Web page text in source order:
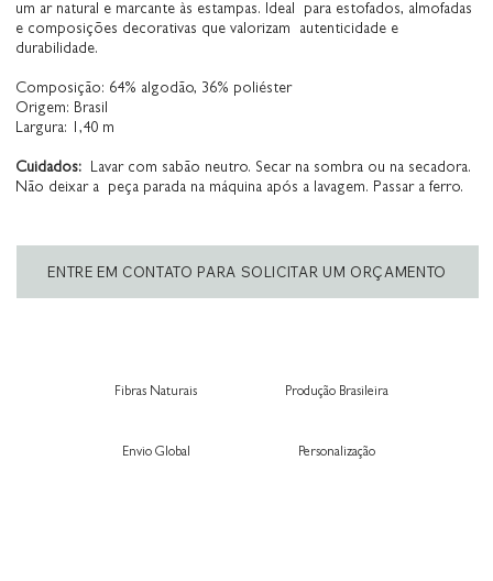
um ar natural e marcante às estampas. Ideal para estofados, almofadas
e composições decorativas que valorizam autenticidade e
durabilidade.
Composição: 64% algodão, 36% poliéster
Origem: Brasil
Largura: 1,40 m
Cuidados:
Lavar com sabão neutro. Secar na sombra ou na secadora.
Não deixar a peça parada na máquina após a lavagem. Passar a ferro.
ENTRE EM CONTATO PARA SOLICITAR UM ORÇAMENTO
Fibras Naturais Produção Brasileira
Envio Global Personalização